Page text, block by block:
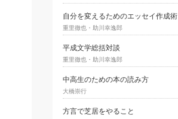
自分を変えるためのエッセイ作成術
重里徹也・助川幸逸郎
平成文学総括対談
重里徹也・助川幸逸郎
中高生のための本の読み方
大橋崇行
方言で芝居をやること